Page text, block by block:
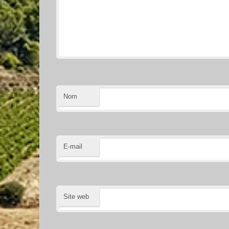
Nom
E-mail
Site web